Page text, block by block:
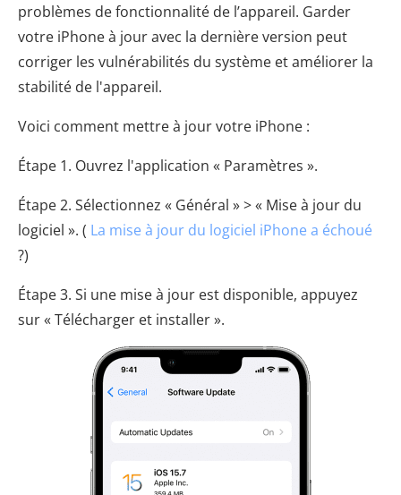
problèmes de fonctionnalité de l’appareil. Garder
votre iPhone à jour avec la dernière version peut
corriger les vulnérabilités du système et améliorer la
stabilité de l'appareil.
Voici comment mettre à jour votre iPhone :
Étape 1. Ouvrez l'application « Paramètres ».
Étape 2. Sélectionnez « Général » > « Mise à jour du
logiciel ». ( La mise à jour du logiciel iPhone a échoué
?)
Étape 3. Si une mise à jour est disponible, appuyez
sur « Télécharger et installer ».